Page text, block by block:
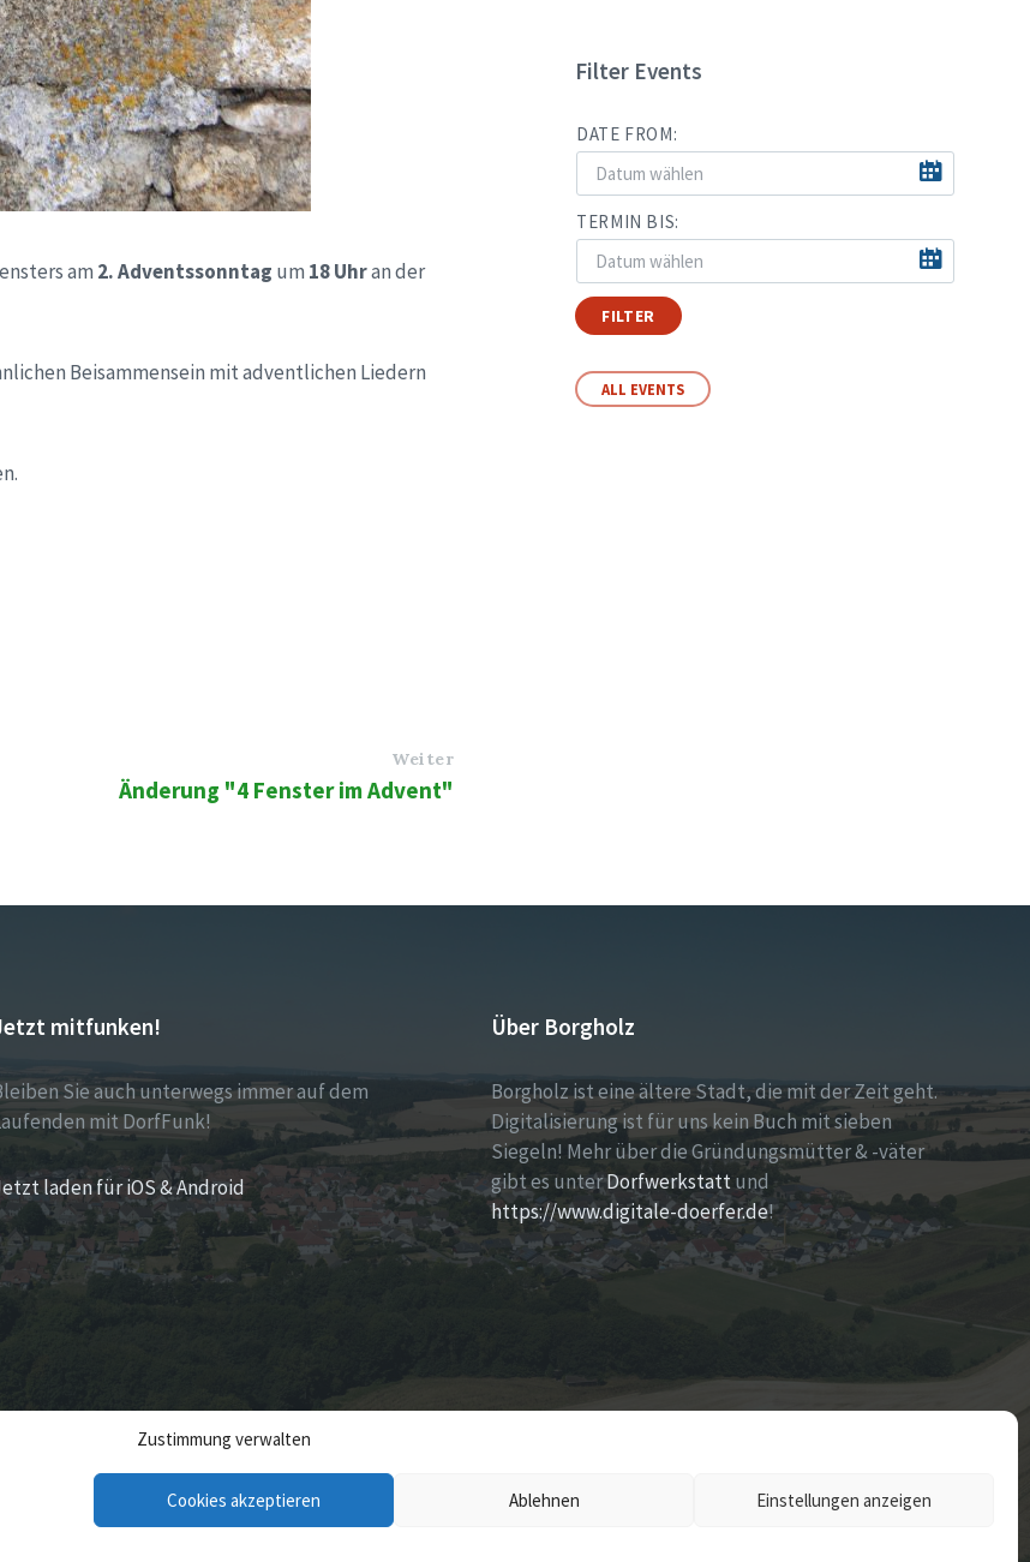
Zustimmung verwalten
Cookies akzeptieren Ablehnen Einstellungen anzeigen
am 2. Adventssonntag um 18 Uhran der
Beisammensein mit adventlichen Liedern
Weiter
Änderung "4 Fenster im Advent"
Filter Events
DATE FROM:
TERMIN BIS:
FILTER
ALL EVENTS
mitfunken!
Sie auch unterwegs immer auf dem
mit DorfFunk!
laden für iOS & Android
Über Borgholz
Borgholz ist eine ältere Stadt, die mit der Zeit geht.
Digitalisierung ist für uns kein Buch mit sieben
Siegeln! Mehr über die Gründungsmütter & -väter
gibt es unterDorfwerkstattund
https://www.digitale-doerfer.de!